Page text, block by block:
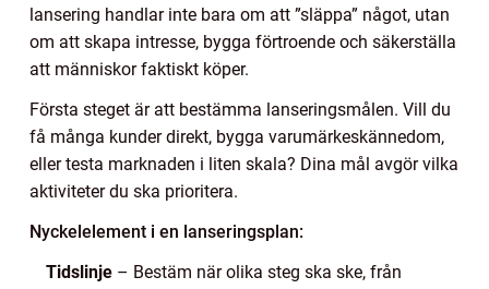
lansering handlar inte bara om att ”släppa” något, utan
om att skapa intresse, bygga förtroende och säkerställa
att människor faktiskt köper.
Första steget är att bestämma lanseringsmålen. Vill du
få många kunder direkt, bygga varumärkeskännedom,
eller testa marknaden i liten skala? Dina mål avgör vilka
aktiviteter du ska prioritera.
Nyckelelement i en lanseringsplan:
Tidslinje – Bestäm när olika steg ska ske, från